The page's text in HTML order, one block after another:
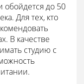
обойдется до 50
Для тех, кто
В качестве
студию с